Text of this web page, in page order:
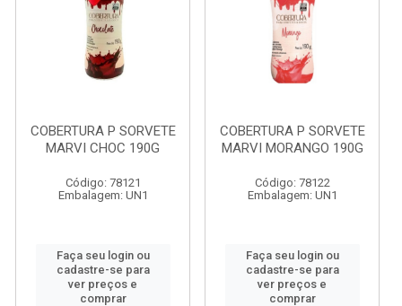
COBERTURA P SORVETE
MARVI CHOC 190G
Código: 78121
Embalagem: UN1
Faça seu login ou
cadastre-se para
ver preços e
comprar
COBERTURA P SORVETE
MARVI MORANGO 190G
Código: 78122
Embalagem: UN1
Faça seu login ou
cadastre-se para
ver preços e
comprar